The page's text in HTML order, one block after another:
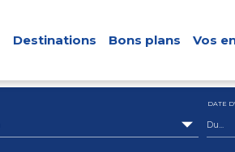
Destinations Bons plans Vos
DATE